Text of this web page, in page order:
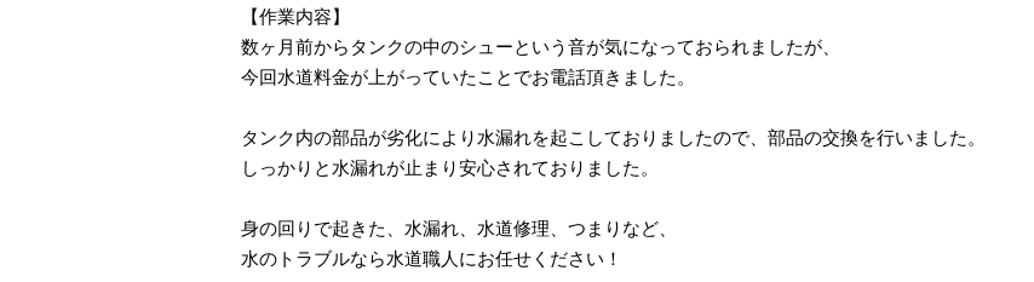
【作業内容】
数ヶ月前からタンクの中のシューという音が気になっておられましたが、
今回水道料金が上がっていたことでお電話頂きました。
タンク内の部品が劣化により水漏れを起こしておりましたので、部品の交換を行いました。
しっかりと水漏れが止まり安心されておりました。
身の回りで起きた、水漏れ、水道修理、つまりなど、
水のトラブルなら水道職人にお任せください！